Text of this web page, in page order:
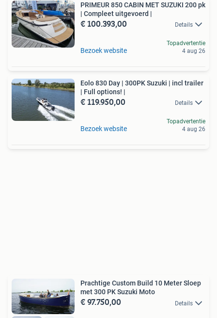
PRIMEUR 850 CABIN MET SUZUKI 200 pk
| Compleet uitgevoerd |
€ 100.393,00 Details
Bezoek website
Topadvertentie
4 aug 26
Eolo 830 Day | 300PK Suzuki | incl trailer
| Full options! |
€ 119.950,00 Details
Bezoek website
Topadvertentie
4 aug 26
Prachtige Custom Build 10 Meter Sloep
met 300 PK Suzuki Moto
€ 97.750,00 Details